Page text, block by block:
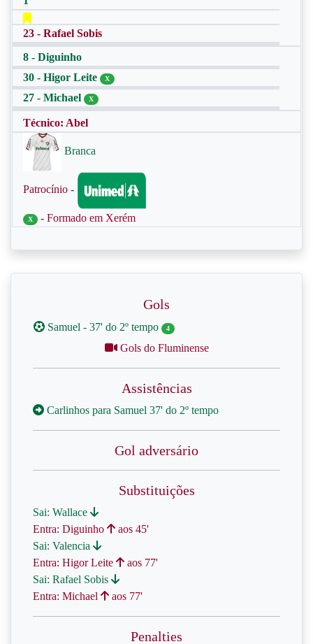
23 - Rafael Sobis
8 - Diguinho
30 - Higor Leite
X
27 - Michael X
Técnico: Abel
Branca
Patrocínio -
X - Formado em Xerém
Gols
Samuel - 37' do 2º tempo 4
Gols do Fluminense
Assistências
Carlinhos para Samuel 37' do 2º tempo
Gol adversário
Substituições
Sai: Wallace
Entra: Diguinho
aos 45'
Sai: Valencia
Entra: Higor Leite
aos 77'
Sai: Rafael Sobis
Entra: Michael
aos 77'
Penalties